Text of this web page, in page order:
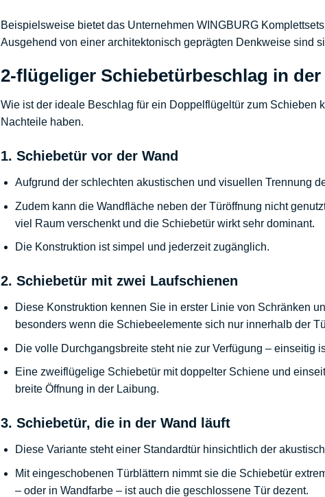
Beispielsweise bietet das Unternehmen WINGBURG Komplettsets
Ausgehend von einer architektonisch geprägten Denkweise sind
2-flügeliger Schiebetürbeschlag in
Wie ist der ideale Beschlag für ein Doppelflügeltür zum Schieben
Nachteile haben.
1. Schiebetür vor der Wand
Aufgrund der schlechten akustischen und visuellen Trennung
Zudem kann die Wandfläche neben der Türöffnung nicht
viel Raum verschenkt und die Schiebetür wirkt sehr dominant.
Die Konstruktion ist simpel und jederzeit zugänglich.
2. Schiebetür mit zwei Laufschienen
Diese Konstruktion kennen Sie in erster Linie von Schränken
besonders wenn die Schiebeelementesich nur innerhalb der
Die volle Durchgangsbreite steht nie zur Verfügung – einseitig
Eine zweiflügelige Schiebetür mit doppelter Schiene und
breite Öffnung in der Laibung.
3. Schiebetür, die in der Wand läuft
Diese Variante steht einer Standardtür hinsichtlich der
Mit eingeschobenen Türblättern nimmt sie die Schiebetür
– oder in Wandfarbe – ist auch die geschlossene Tür dezent.